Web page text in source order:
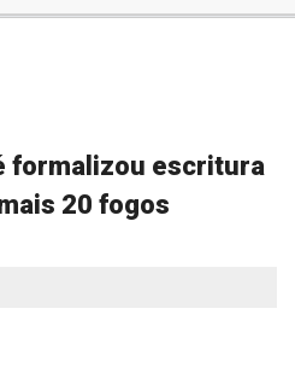
formalizou escritura
20 fogos